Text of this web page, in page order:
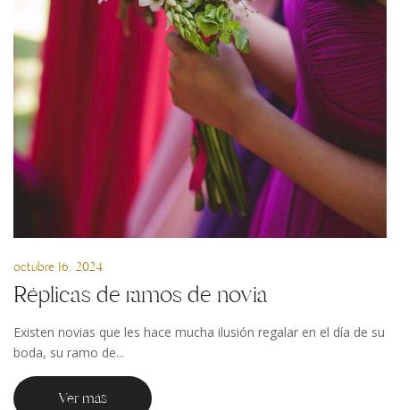
octubre 16, 2024
Réplicas de ramos de novia
Existen novias que les hace mucha ilusión regalar en el día de su
boda, su ramo de...
Ver más